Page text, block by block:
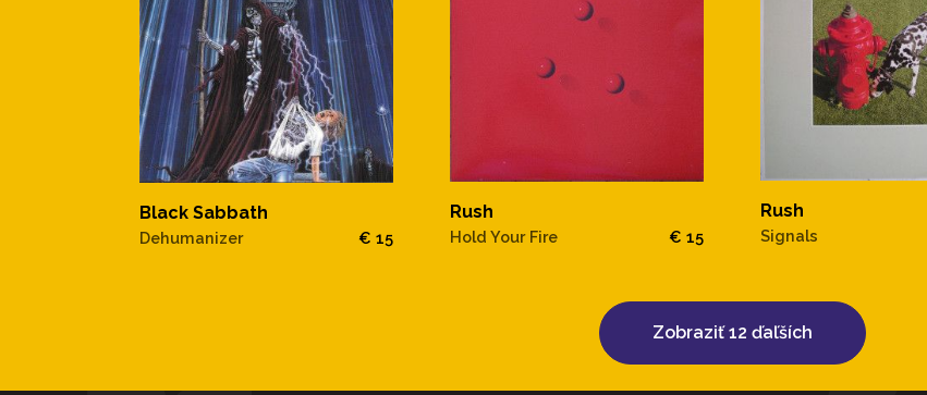
Black Sabbath
Dehumanizer € 15
Rush
Hold Your Fire € 15
Rush
Signals
Zobraziť 12 ďaľších